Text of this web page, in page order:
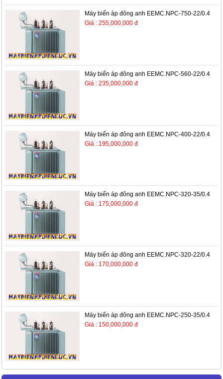
Máy biến áp đông anh EEMC.NPC-750-22/0.4
Giá : 255,000,000 đ
Máy biến áp đông anh EEMC.NPC-560-22/0.4
Giá : 235,000,000 đ
Máy biến áp đông anh EEMC.NPC-400-22/0.4
Giá : 195,000,000 đ
Máy biến áp đông anh EEMC.NPC-320-35/0.4
Giá : 175,000,000 đ
Máy biến áp đông anh EEMC.NPC-320-22/0.4
Giá : 170,000,000 đ
Máy biến áp đông anh EEMC.NPC-250-35/0.4
Giá : 150,000,000 đ